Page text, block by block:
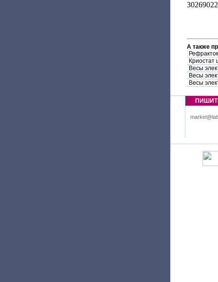
А также
Криостат
Весы
Весы
Весы